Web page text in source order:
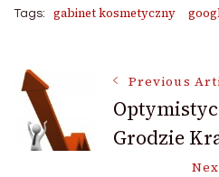
Tags: gabinet kosmetyczny
Post
Navigation
Previous
Grodzie